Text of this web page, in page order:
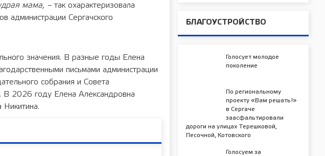
мама, –так охарактеризовала
администрации Сергачского
значения. В разные годы Елена
письмами администрации
собрания и Совета
В 2026 году Елена Александровна
Никитина.
БЛАГОУСТРОЙСТВО
Голосует молодое
поколение
По региональному
проекту «Вам решать!»
в Сергаче
заасфальтировали
дороги на улицах Терешковой,
Песочной, Котовского
Голосуем за